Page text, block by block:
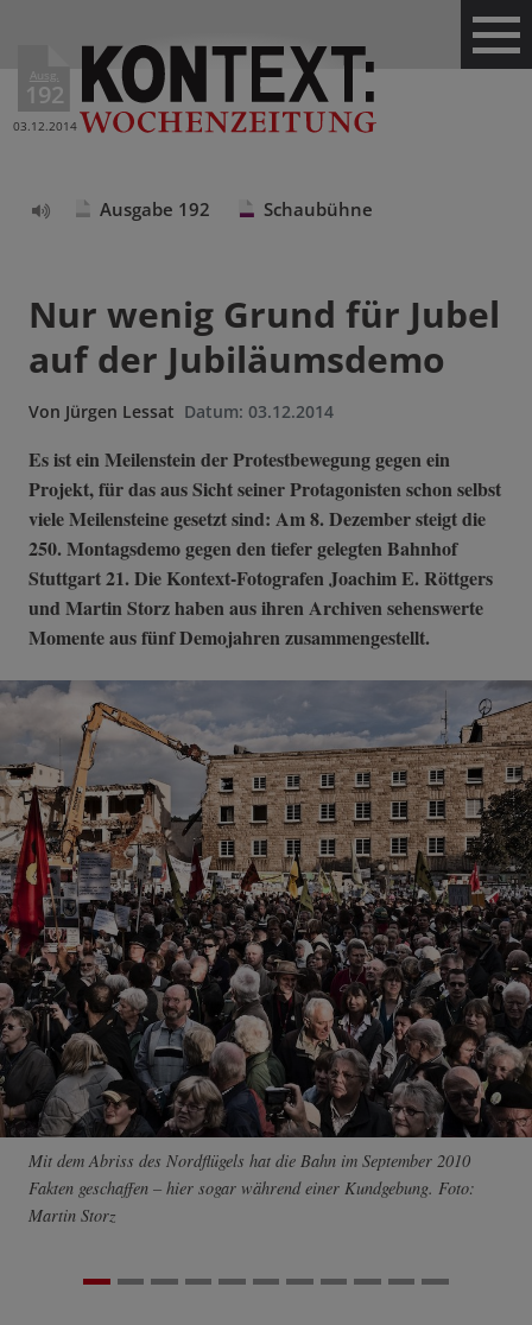
Ausg.
192
03.12.2014
Ausgabe 192 Schaubühne
Nur wenig Grund für Jubel
auf der Jubiläumsdemo
Von Jürgen Lessat Datum: 03.12.2014
Es ist ein Meilenstein der Protestbewegung gegen ein
Projekt, für das aus Sicht seiner Protagonisten schon selbst
viele Meilensteine gesetzt sind: Am 8. Dezember steigt die
250. Montagsdemo gegen den tiefer gelegten Bahnhof
Stuttgart 21. Die Kontext-Fotografen Joachim E. Röttgers
und Martin Storz haben aus ihren Archiven sehenswerte
Momente aus fünf Demojahren zusammengestellt.
Mit dem Abriss des Nordflügels hat die Bahn im September 2010
Fakten geschaffen – hier sogar während einer Kundgebung. Foto:
Martin Storz